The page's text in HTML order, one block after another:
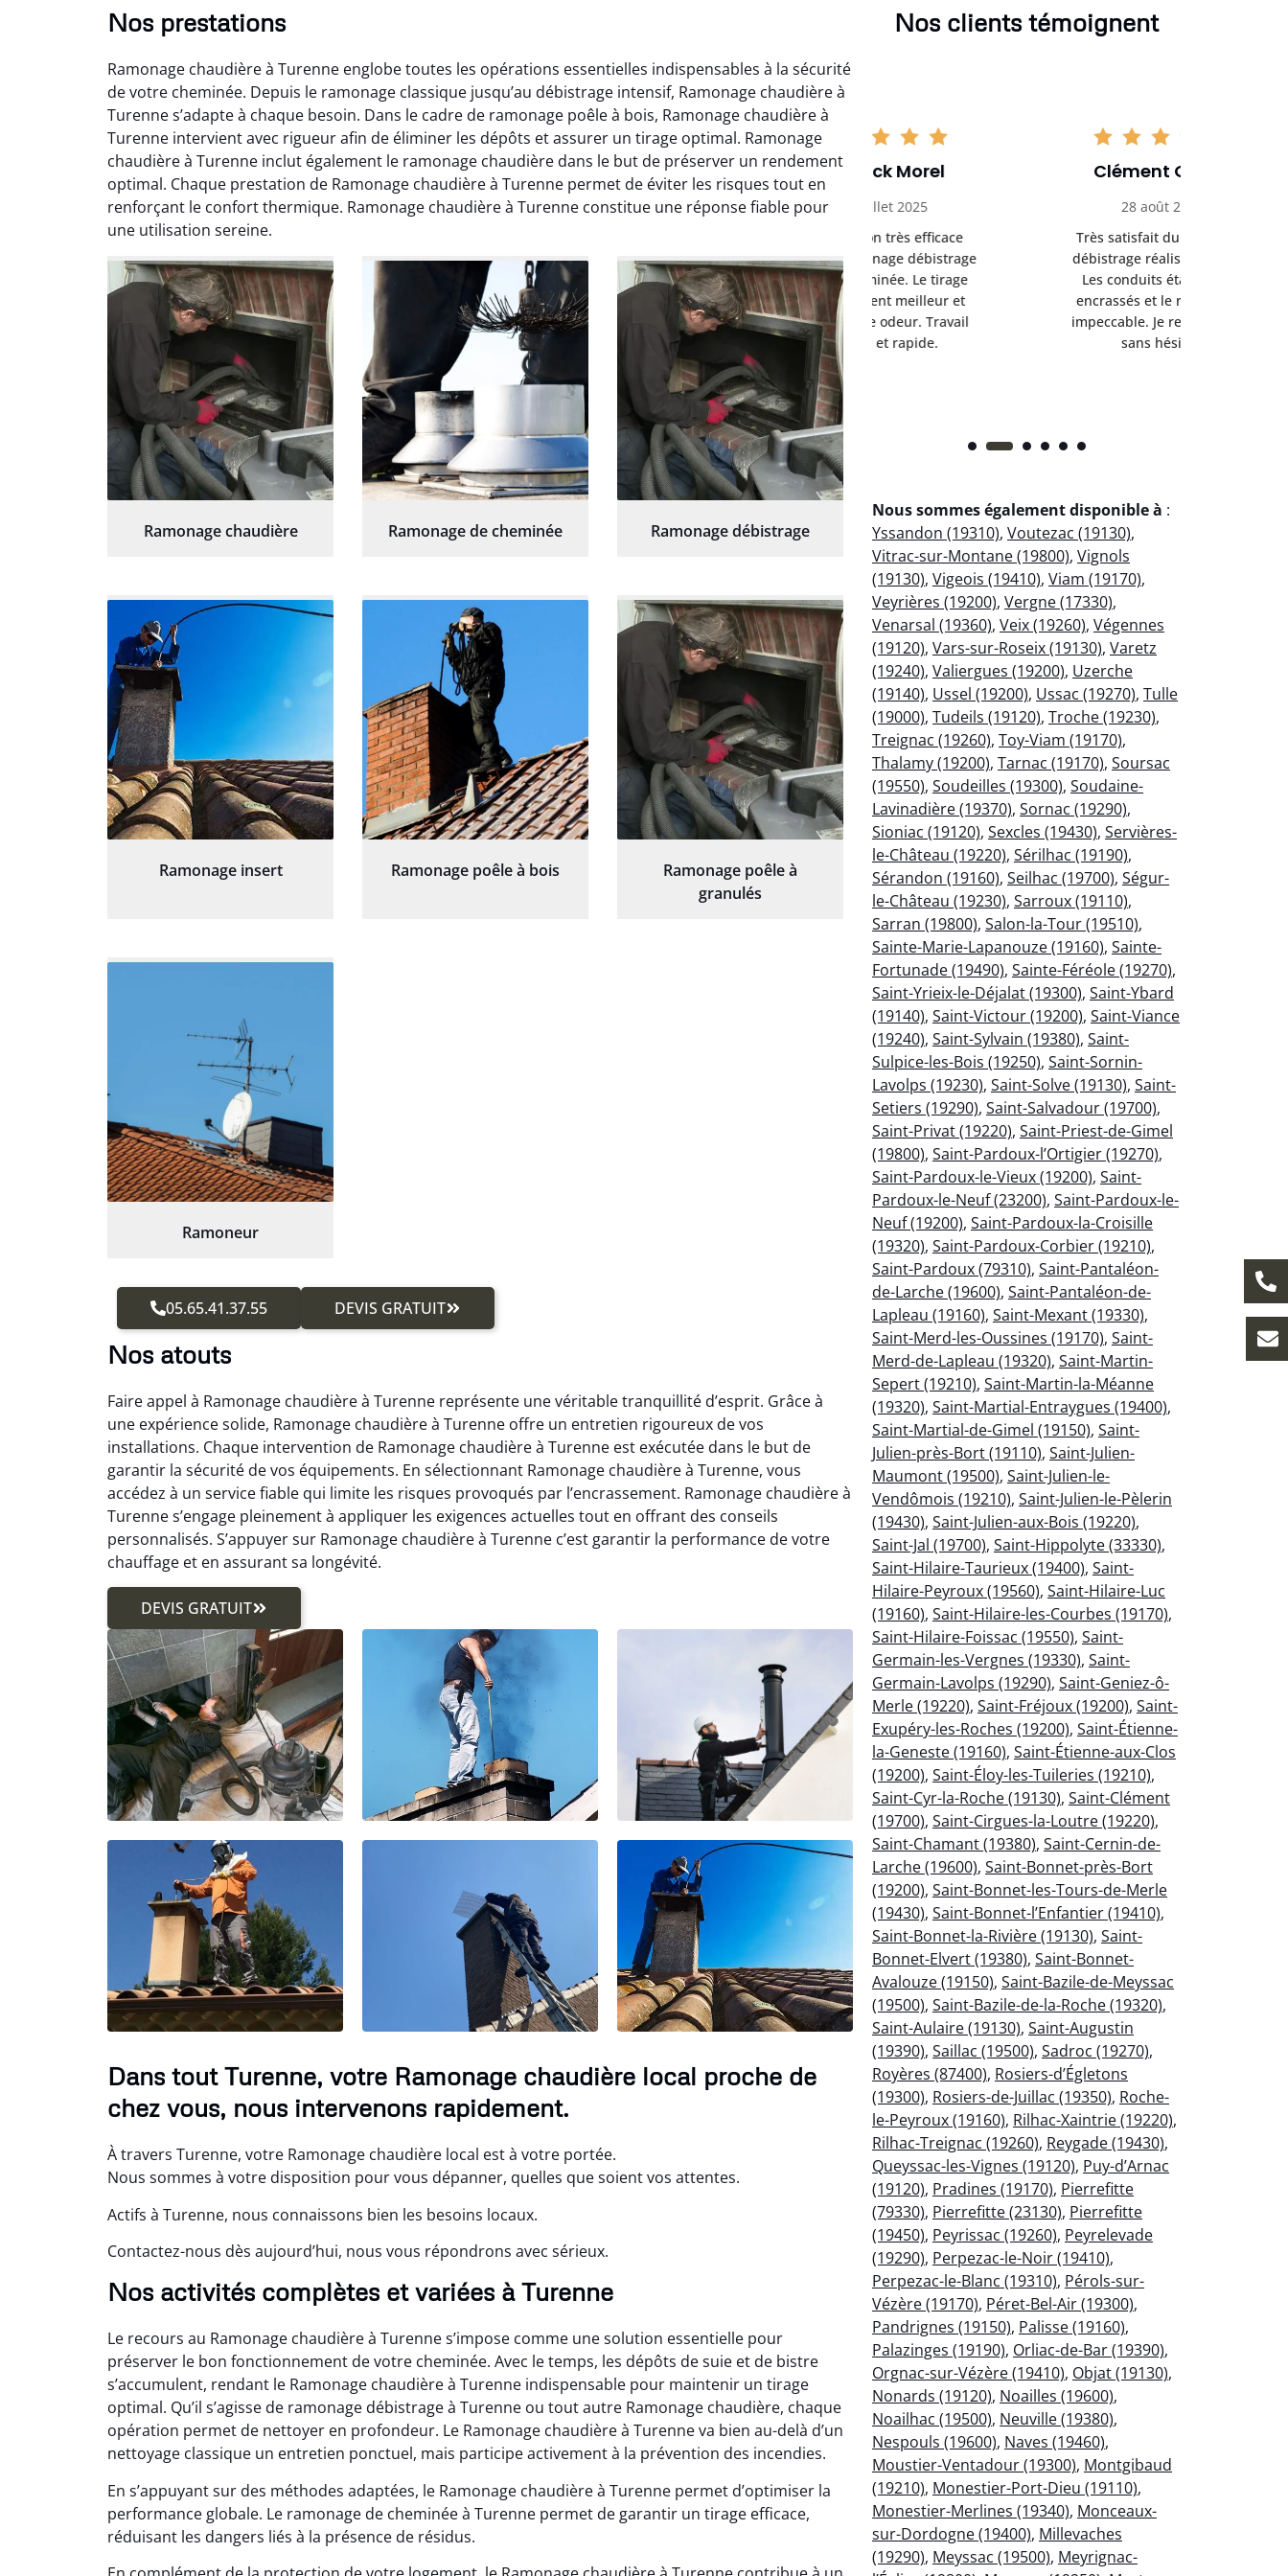
Nos prestations
Ramonage chaudière à Turenne englobe toutes les opérations essentielles indispensables à la sécurité
de votre cheminée. Depuis le ramonage classique jusqu’au débistrage intensif, Ramonage chaudière à
Turenne s’adapte à chaque besoin. Dans le cadre de ramonage poêle à bois, Ramonage chaudière à
Turenne intervient avec rigueur afin de éliminer les dépôts et assurer un tirage optimal. Ramonage
chaudière à Turenne inclut également le ramonage chaudière dans le but de préserver un rendement
optimal. Chaque prestation de Ramonage chaudière à Turenne permet de éviter les risques tout en
renforçant le confort thermique. Ramonage chaudière à Turenne constitue une réponse fiable pour
une utilisation sereine.
Ramonage chaudière Ramonage de cheminée Ramonage débistrage
Ramonage insert Ramonage poêle à bois
Ramonage poêle à
granulés
Ramoneur
05.65.41.37.55 DEVIS GRATUIT
Nos atouts
Faire appel à Ramonage chaudière à Turenne représente une véritable tranquillité d’esprit. Grâce à
une expérience solide, Ramonage chaudière à Turenne offre un entretien rigoureux de vos
installations. Chaque intervention de Ramonage chaudière à Turenne est exécutée dans le but de
garantir la sécurité de vos équipements. En sélectionnant Ramonage chaudière à Turenne, vous
accédez à un service fiable qui limite les risques provoqués par l’encrassement. Ramonage chaudière à
Turenne s’engage pleinement à appliquer les exigences actuelles tout en offrant des conseils
personnalisés. S’appuyer sur Ramonage chaudière à Turenne c’est garantir la performance de votre
chauffage et en assurant sa longévité.
DEVIS GRATUIT
Dans tout Turenne, votre Ramonage chaudière local proche de
chez vous, nous intervenons rapidement.
À travers Turenne, votre Ramonage chaudière local est à votre portée.
Nous sommes à votre disposition pour vous dépanner, quelles que soient vos attentes.
Actifs à Turenne, nous connaissons bien les besoins locaux.
Contactez-nous dès aujourd’hui, nous vous répondrons avec sérieux.
Nos activités complètes et variées à Turenne
Le recours au Ramonage chaudière à Turenne s’impose comme une solution essentielle pour
préserver le bon fonctionnement de votre cheminée. Avec le temps, les dépôts de suie et de bistre
s’accumulent, rendant le Ramonage chaudière à Turenne indispensable pour maintenir un tirage
optimal. Qu’il s’agisse de ramonage débistrage à Turenne ou tout autre Ramonage chaudière, chaque
opération permet de nettoyer en profondeur. Le Ramonage chaudière à Turenne va bien au-delà d’un
nettoyage classique un entretien ponctuel, mais participe activement à la prévention des incendies.
En s’appuyant sur des méthodes adaptées, le Ramonage chaudière à Turenne permet d’optimiser la
performance globale. Le ramonage de cheminée à Turenne permet de garantir un tirage efficace,
réduisant les dangers liés à la présence de résidus.
Nos clients témoignent
Nicolas Perrin
22 janvier 2026
propre pour le ramonage
débistrage. On sent tout de
suite la différence au niveau
du tirage. Très satisfait.
Yannick Morel
12 juillet 2025
pour le ramonage débistrage
de ma cheminée. Le tirage
est nettement meilleur et
plus aucune odeur. Travail
propre et rapide.
Clément Girard
Très satisfait du ramonage
débistrage réalisé chez moi.
Les conduits étaient bien
encrassés et le résultat est
impeccable. Je recommande
Nous sommes également disponible à :
Yssandon (19310), Voutezac (19130),
Vitrac-sur-Montane (19800), Vignols
(19130), Vigeois (19410), Viam (19170),
Veyrières (19200), Vergne (17330),
Venarsal (19360), Veix (19260), Végennes
(19120), Vars-sur-Roseix (19130), Varetz
(19240), Valiergues (19200), Uzerche
(19140), Ussel (19200), Ussac (19270), Tulle
(19000), Tudeils (19120), Troche (19230),
Treignac (19260), Toy-Viam (19170),
Thalamy (19200), Tarnac (19170), Soursac
(19550), Soudeilles (19300), Soudaine-
Lavinadière (19370), Sornac (19290),
Sioniac (19120), Sexcles (19430), Servières-
le-Château (19220), Sérilhac (19190),
Sérandon (19160), Seilhac (19700), Ségur-
le-Château (19230), Sarroux (19110),
Sarran (19800), Salon-la-Tour (19510),
Sainte-Marie-Lapanouze (19160), Sainte-
Fortunade (19490), Sainte-Féréole (19270),
Saint-Yrieix-le-Déjalat (19300), Saint-Ybard
(19140), Saint-Victour (19200), Saint-Viance
(19240), Saint-Sylvain (19380), Saint-
Sulpice-les-Bois (19250), Saint-Sornin-
Lavolps (19230), Saint-Solve (19130), Saint-
Setiers (19290), Saint-Salvadour (19700),
Saint-Privat (19220), Saint-Priest-de-Gimel
(19800), Saint-Pardoux-l’Ortigier (19270),
Saint-Pardoux-le-Vieux (19200), Saint-
Pardoux-le-Neuf (23200), Saint-Pardoux-le-
Neuf (19200), Saint-Pardoux-la-Croisille
(19320), Saint-Pardoux-Corbier (19210),
Saint-Pardoux (79310), Saint-Pantaléon-
de-Larche (19600), Saint-Pantaléon-de-
Lapleau (19160), Saint-Mexant (19330),
Saint-Merd-les-Oussines (19170), Saint-
Merd-de-Lapleau (19320), Saint-Martin-
Sepert (19210), Saint-Martin-la-Méanne
(19320), Saint-Martial-Entraygues (19400),
Saint-Martial-de-Gimel (19150), Saint-
Julien-près-Bort (19110), Saint-Julien-
Maumont (19500), Saint-Julien-le-
Vendômois (19210), Saint-Julien-le-Pèlerin
(19430), Saint-Julien-aux-Bois (19220),
Saint-Jal (19700), Saint-Hippolyte (33330),
Saint-Hilaire-Taurieux (19400), Saint-
Hilaire-Peyroux (19560), Saint-Hilaire-Luc
(19160), Saint-Hilaire-les-Courbes (19170),
Saint-Hilaire-Foissac (19550), Saint-
Germain-les-Vergnes (19330), Saint-
Germain-Lavolps (19290), Saint-Geniez-ô-
Merle (19220), Saint-Fréjoux (19200), Saint-
Exupéry-les-Roches (19200), Saint-Étienne-
la-Geneste (19160), Saint-Étienne-aux-Clos
(19200), Saint-Éloy-les-Tuileries (19210),
Saint-Cyr-la-Roche (19130), Saint-Clément
(19700), Saint-Cirgues-la-Loutre (19220),
Saint-Chamant (19380), Saint-Cernin-de-
Larche (19600), Saint-Bonnet-près-Bort
(19200), Saint-Bonnet-les-Tours-de-Merle
(19430), Saint-Bonnet-l’Enfantier (19410),
Saint-Bonnet-la-Rivière (19130), Saint-
Bonnet-Elvert (19380), Saint-Bonnet-
Avalouze (19150), Saint-Bazile-de-Meyssac
(19500), Saint-Bazile-de-la-Roche (19320),
Saint-Aulaire (19130), Saint-Augustin
(19390), Saillac (19500), Sadroc (19270),
Royères (87400), Rosiers-d’Égletons
(19300), Rosiers-de-Juillac (19350), Roche-
le-Peyroux (19160), Rilhac-Xaintrie (19220),
Rilhac-Treignac (19260), Reygade (19430),
Queyssac-les-Vignes (19120), Puy-d’Arnac
(19120), Pradines (19170), Pierrefitte
(79330), Pierrefitte (23130), Pierrefitte
(19450), Peyrissac (19260), Peyrelevade
(19290), Perpezac-le-Noir (19410),
Perpezac-le-Blanc (19310), Pérols-sur-
Vézère (19170), Péret-Bel-Air (19300),
Pandrignes (19150), Palisse (19160),
Palazinges (19190), Orliac-de-Bar (19390),
Orgnac-sur-Vézère (19410), Objat (19130),
Nonards (19120), Noailles (19600),
Noailhac (19500), Neuville (19380),
Nespouls (19600), Naves (19460),
Moustier-Ventadour (19300), Montgibaud
(19210), Monestier-Port-Dieu (19110),
Monestier-Merlines (19340), Monceaux-
sur-Dordogne (19400), Millevaches
(19290), Meyssac (19500), Meyrignac-